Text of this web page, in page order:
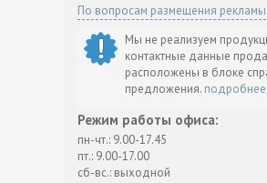
По вопросам размещения рекламы
Мы не реализуем
контактные данные
расположены в блоке
предложения. подробнее
Режим работы офиса:
пн-чт.: 9.00-17.45
пт.: 9.00-17.00
сб-вс.: выходной